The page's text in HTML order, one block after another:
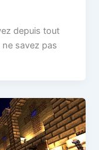
depuis tout
ne savez pas